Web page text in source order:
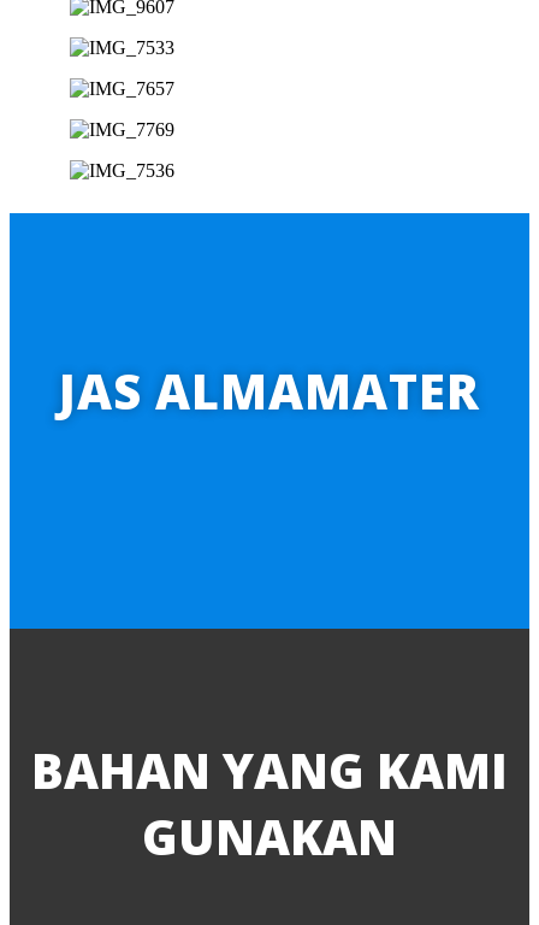
JAS ALMAMATER
BAHAN YANG KAMI
GUNAKAN